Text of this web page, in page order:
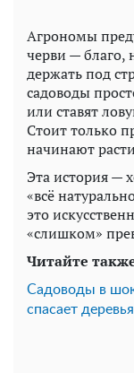
Агрономы
черви —
держать под
садоводы
или ставят
Стоит только
начинают
Эта история —
«всё
это
«слишком»
Читайте
Садоводы в
спасает